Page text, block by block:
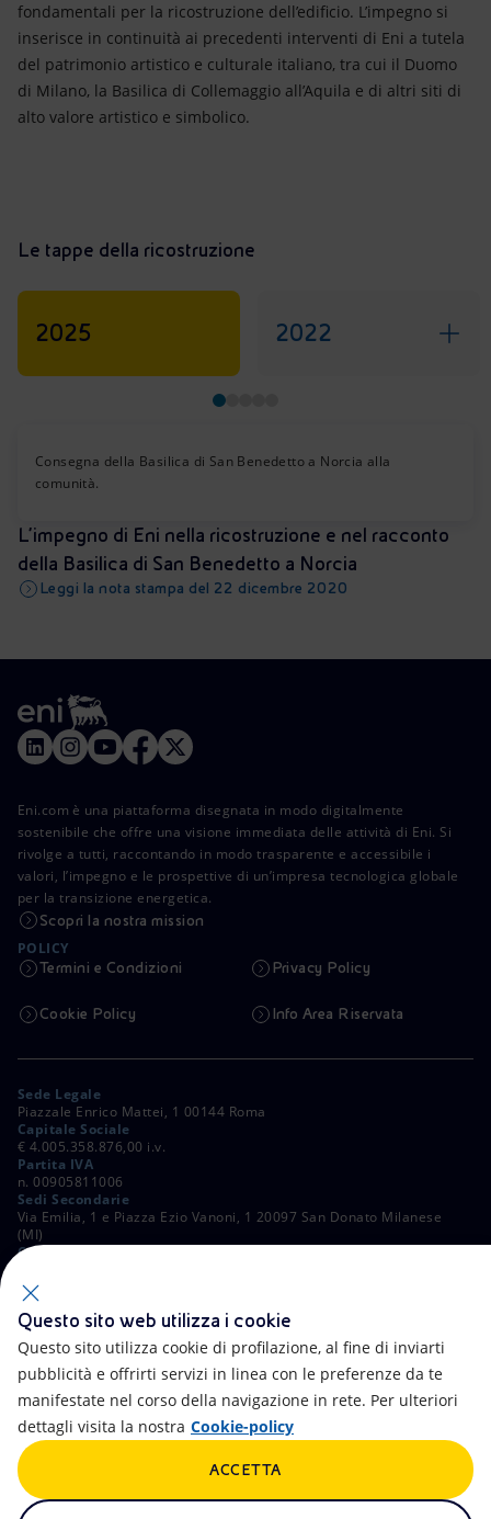
fondamentali per la ricostruzione dell’edificio. L’impegno si
inserisce in continuità ai precedenti interventi di Eni a tutela
del patrimonio artistico e culturale italiano, tra cui il Duomo
di Milano, la Basilica di Collemaggio all’Aquila e di altri siti di
alto valore artistico e simbolico.
Le tappe della ricostruzione
2025 2022
Consegna della Basilica di San Benedetto a Norcia alla
comunità.
L’impegno di Eni nella ricostruzione e nel racconto
della Basilica di San Benedetto a Norcia
Leggi la nota stampa del 22 dicembre 2020
Eni.com è una piattaforma disegnata in modo digitalmente
sostenibile che offre una visione immediata delle attività di Eni. Si
rivolge a tutti, raccontando in modo trasparente e accessibile i
valori, l’impegno e le prospettive di un’impresa tecnologica globale
per la transizione energetica.
Scopri la nostra mission
POLICY
Termini e Condizioni Privacy Policy
Cookie Policy Info Area Riservata
Sede Legale
Piazzale Enrico Mattei, 1 00144 Roma
Capitale Sociale
€ 4.005.358.876,00 i.v.
Partita IVA
n. 00905811006
Sedi Secondarie
Via Emilia, 1 e Piazza Ezio Vanoni, 1 20097 San Donato Milanese
(MI)
C. Fiscale e Registro Imprese di Roma
ALTRI LINK
Accessibilità Calendario
Newsletter Intelligenza artificiale
Truffe e Phishing
Questo sito web utilizza i cookie
Questo sito utilizza cookie di profilazione, al fine di inviarti
pubblicità e offrirti servizi in linea con le preferenze da te
manifestate nel corso della navigazione in rete. Per ulteriori
dettagli visita la nostra Cookie-policy
ACCETTA